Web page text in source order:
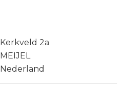
Kerkveld 2a
MEIJEL
Nederland